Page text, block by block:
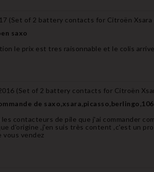
(Set of 2 battery contacts for Citroën
saxo
le prix est tres raisonnable et le colis
(Set of 2 battery contacts for Citroën
de
les contacteurs de pile que j'ai commander
d'origine ,j'en suis très content ,c'est un
vendez